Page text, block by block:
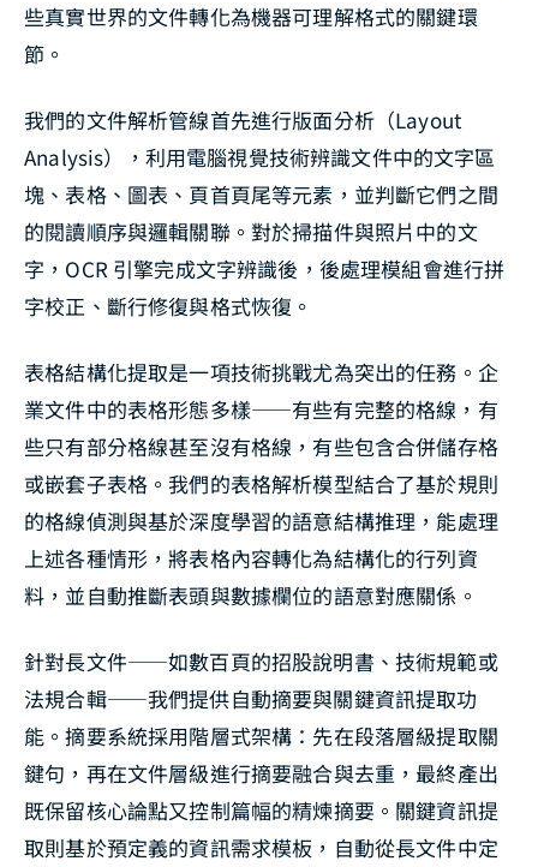
些真實世界的文件轉化為機器可理解格式的關鍵環
節。
我們的文件解析管線首先進行版面分析（Layout
Analysis），利用電腦視覺技術辨識文件中的文字區
塊、表格、圖表、頁首頁尾等元素，並判斷它們之間
的閱讀順序與邏輯關聯。對於掃描件與照片中的文
字，OCR 引擎完成文字辨識後，後處理模組會進行拼
字校正、斷行修復與格式恢復。
表格結構化提取是一項技術挑戰尤為突出的任務。企
業文件中的表格形態多樣——有些有完整的格線，有
些只有部分格線甚至沒有格線，有些包含合併儲存格
或嵌套子表格。我們的表格解析模型結合了基於規則
的格線偵測與基於深度學習的語意結構推理，能處理
上述各種情形，將表格內容轉化為結構化的行列資
料，並自動推斷表頭與數據欄位的語意對應關係。
針對長文件——如數百頁的招股說明書、技術規範或
法規合輯——我們提供自動摘要與關鍵資訊提取功
能。摘要系統採用階層式架構：先在段落層級提取關
鍵句，再在文件層級進行摘要融合與去重，最終產出
既保留核心論點又控制篇幅的精煉摘要。關鍵資訊提
取則基於預定義的資訊需求模板，自動從長文件中定